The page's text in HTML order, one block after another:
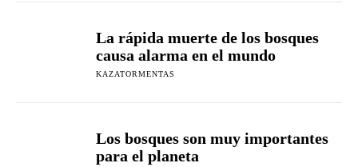
La rápida muerte de los bosques
causa alarma en el mundo
KAZATORMENTAS
Los bosques son muy importantes
para el planeta